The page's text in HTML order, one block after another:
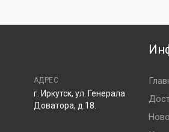
АДРЕС
г. Иркутск, ул. Генерала
Доватора, д.18.